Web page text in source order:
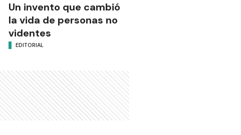
Un invento que cambió
la vida de personas no
videntes
EDITORIAL